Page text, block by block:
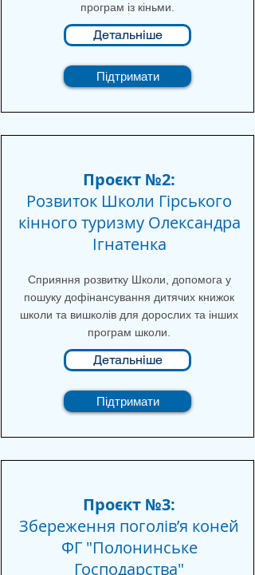
програм із кіньми.
Детальніше
Підтримати
Проєкт №2:
Розвиток Школи Гірського
кінного туризму Олександра
Ігнатенка
Сприяння розвитку Школи, допомога у
пошуку дофінансування дитячих книжок
школи та вишколів для дорослих та інших
програм школи.
Детальніше
Підтримати
Проєкт №3:
Збереження поголівʼя коней
ФГ "Полонинське
Господарства"